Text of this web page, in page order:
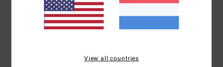
gebaseerd op1 geverifieerde beoordelingen
100% van onze klanten bevelen dit product aan
View all countries